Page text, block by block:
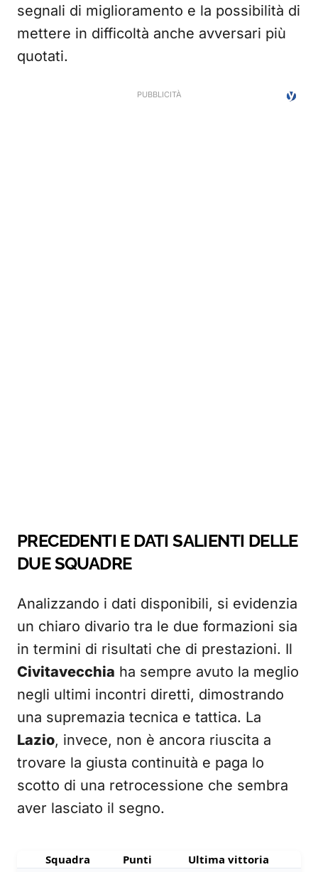
segnali di miglioramento e la possibilità di
mettere in difficoltà anche avversari più
quotati.
PRECEDENTI E DATI SALIENTI DELLE
DUE SQUADRE
Analizzando i dati disponibili, si evidenzia
un chiaro divario tra le due formazioni sia
in termini di risultati che di prestazioni. Il
Civitavecchia ha sempre avuto la meglio
negli ultimi incontri diretti, dimostrando
una supremazia tecnica e tattica. La
Lazio, invece, non è ancora riuscita a
trovare la giusta continuità e paga lo
scotto di una retrocessione che sembra
aver lasciato il segno.
Squadra Punti
Ultima vittoria